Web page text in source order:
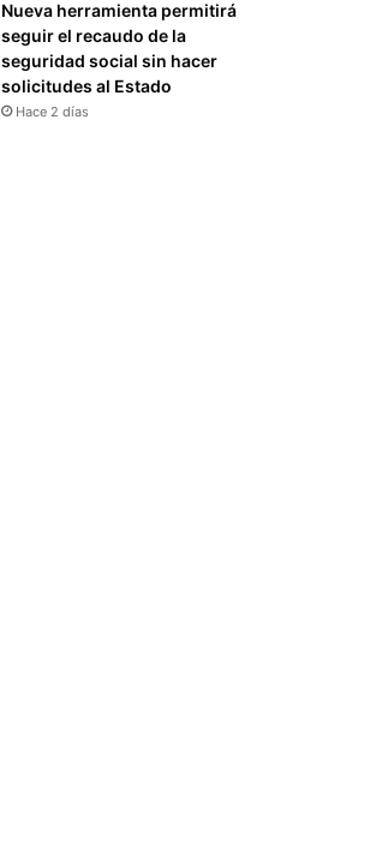
Nueva herramienta permitirá
seguir el recaudo de la
seguridad social sin hacer
solicitudes al Estado
Hace 2 días